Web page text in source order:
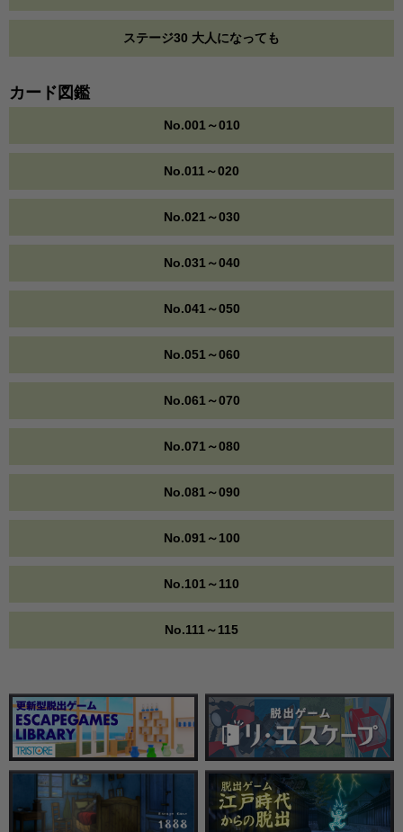
ステージ30 大人になっても
カード図鑑
No.001～010
No.011～020
No.021～030
No.031～040
No.041～050
No.051～060
No.061～070
No.071～080
No.081～090
No.091～100
No.101～110
No.111～115